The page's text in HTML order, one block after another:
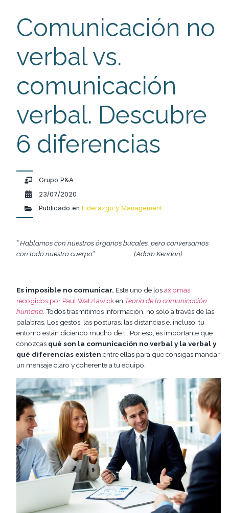
Comunicación no
verbal vs.
comunicación
verbal. Descubre
6 diferencias
Grupo P&A
23/07/2020
Publicado en Liderazgo y Management
” Hablamos con nuestros órganos bucales, pero conversamos
con todo nuestro cuerpo”. (Adam Kendon)
Es imposible no comunicar. Este uno de losaxiomas
recogidos por Paul Watzlawicken Teoría de la comunicación
humana. Todos trasmitimos información, no solo a través de las
palabras. Los gestos, las posturas, las distancias e, incluso, tu
entorno están diciendo mucho de ti. Por eso, es importante que
conozcas qué son la comunicación no verbal y la verbal y
qué diferencias existen entre ellas para que consigas mandar
un mensaje claro y coherente a tu equipo.